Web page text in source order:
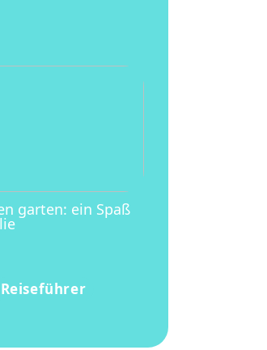
garten: ein Spaß
Reiseführer